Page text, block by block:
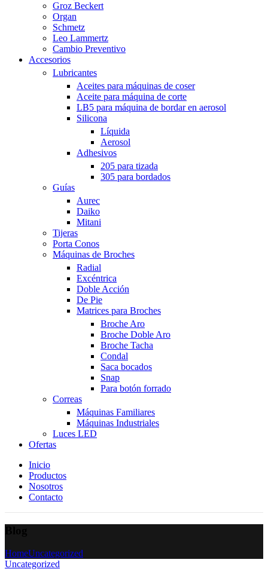
Groz Beckert
Organ
Schmetz
Leo Lammertz
Cambio Preventivo
Accesorios
Lubricantes
Aceites para máquinas de coser
Aceite para máquina de corte
LB5 para máquina de bordar en aerosol
Silicona
Líquida
Aerosol
Adhesivos
205 para tizada
305 para bordados
Guías
Aurec
Daiko
Mitani
Tijeras
Porta Conos
Máquinas de Broches
Radial
Excéntrica
Doble Acción
De Pie
Matrices para Broches
Broche Aro
Broche Doble Aro
Broche Tacha
Condal
Saca bocados
Snap
Para botón forrado
Correas
Máquinas Familiares
Máquinas Industriales
Luces LED
Ofertas
Inicio
Productos
Nosotros
Contacto
HomeUncategorized
Uncategorized